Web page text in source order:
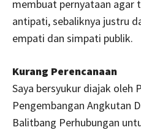
membuat pernyataan agar
antipati, sebaliknya justru
empati dan simpati publik.
Kurang Perencanaan
Saya bersyukur diajak oleh
Pengembangan Angkutan
Balitbang Perhubungan